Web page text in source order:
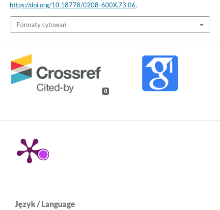
https://doi.org/10.18778/0208-600X.73.06.
Formaty cytowań
0
Język / Language